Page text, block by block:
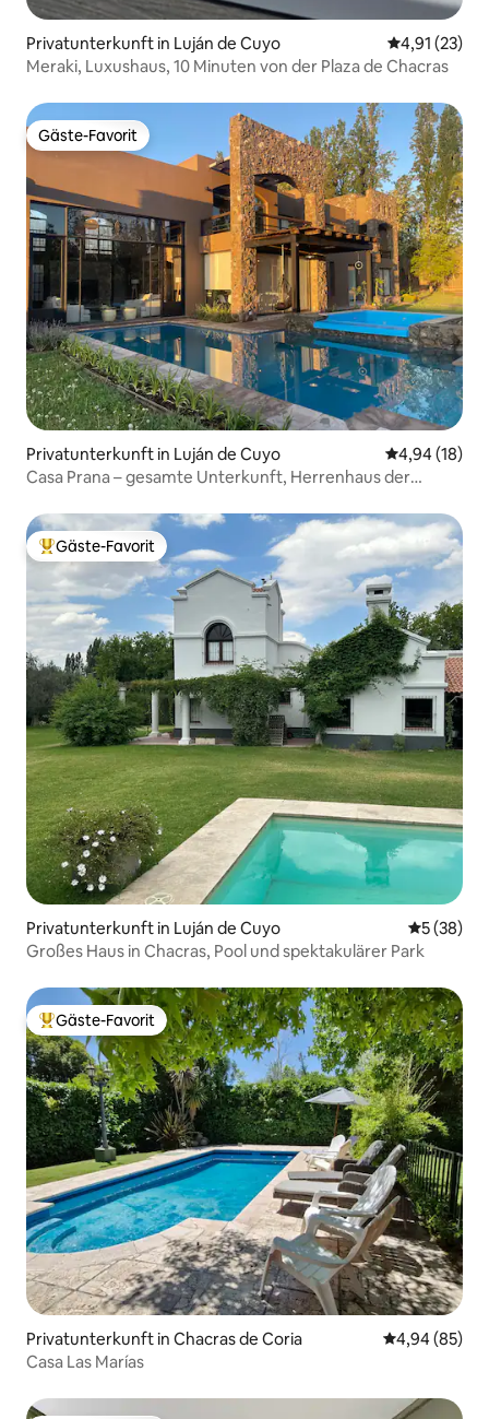
Privatunterkunft in Luján de Cuyo
4,91 (23)
Meraki, Luxushaus, 10 Minuten von der Plaza de Chacras
Gäste-Favorit
Gäste-Favorit
Privatunterkunft in Luján de Cuyo
4,94 (18)
Casa Prana – gesamte Unterkunft, Herrenhaus der
Beliebter Gäste-Favorit.
Gäste-Favorit
Privatunterkunft in Luján de Cuyo
5 (38)
Großes Haus in Chacras, Pool und spektakulärer Park
Beliebter Gäste-Favorit.
Gäste-Favorit
Privatunterkunft in Chacras de Coria
4,94 (85)
Casa Las Marías